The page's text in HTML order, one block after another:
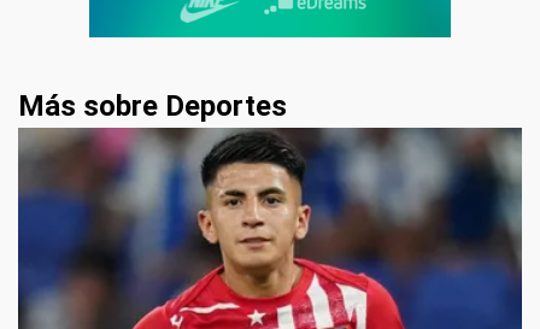
Más sobre Deportes